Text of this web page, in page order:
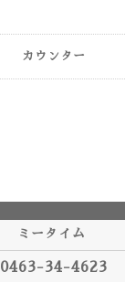
カウンター
ミータイム
0463-34-4623